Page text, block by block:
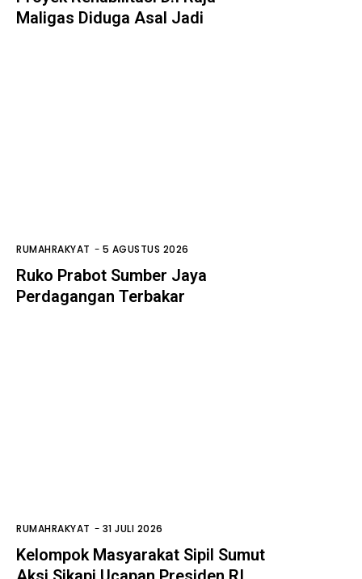
Maligas Diduga Asal Jadi
RUMAHRAKYAT - 5 AGUSTUS 2026
Ruko Prabot Sumber Jaya
Perdagangan Terbakar
RUMAHRAKYAT - 31 JULI 2026
Kelompok Masyarakat Sipil Sumut